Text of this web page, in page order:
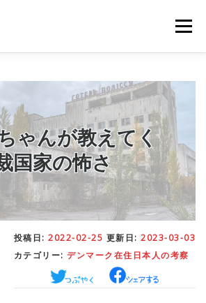
メニュー
便利帳 FOOD – ごはん事情
連情報
ークの働き方
– 日本人の考察
ゃんが教えてく
国家の怖さ
投稿日: 2022-02-25 更新日: 2023-03-03
カテゴリー: デンマーク在住日本人の考察